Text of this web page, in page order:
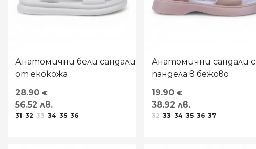
Анатомични бели сандали
от екокожа
28.90 €
56.52 лв.
31 32 33 34 35 36
Анатомични сандали с
пандела в бежово
19.90 €
38.92 лв.
32 33 34 35 36 37